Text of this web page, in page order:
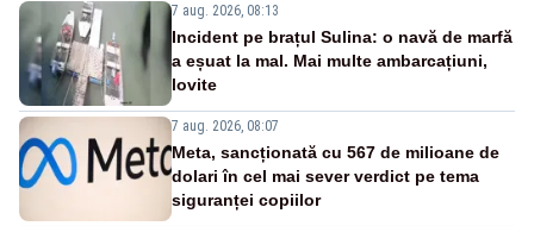
7 aug. 2026, 08:13
Incident pe brațul Sulina: o navă de marfă
a eșuat la mal. Mai multe ambarcațiuni,
lovite
7 aug. 2026, 08:07
Meta, sancționată cu 567 de milioane de
dolari în cel mai sever verdict pe tema
siguranței copiilor